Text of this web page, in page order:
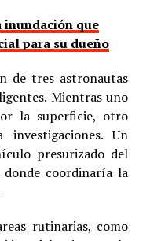
inundación que
para su dueño
de tres astronautas
Mientras uno
la superficie, otro
Un
presurizado del
coordinaría la
rutinarias, como